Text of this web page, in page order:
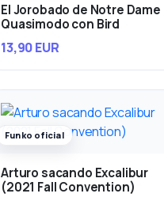
El Jorobado de Notre Dame
Quasimodo con Bird
13,90 EUR
Funko oficial
Arturo sacando Excalibur
(2021 Fall Convention)